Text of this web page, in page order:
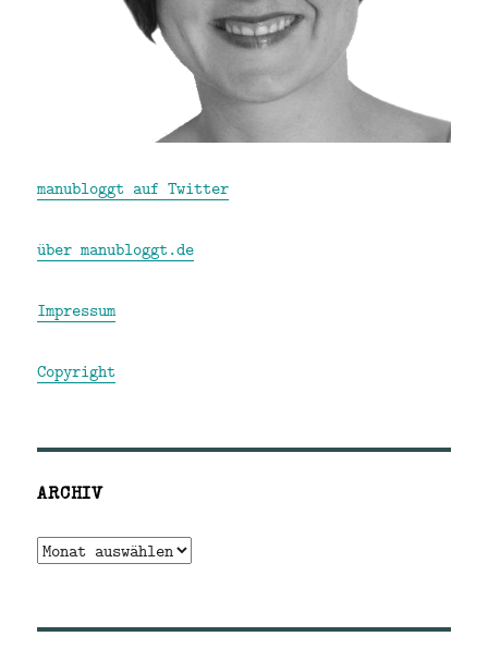
manubloggt auf Twitter
über manubloggt.de
Impressum
Copyright
ARCHIV
Archiv